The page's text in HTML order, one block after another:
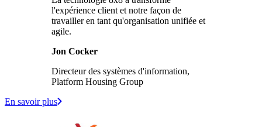
l'expérience client et notre façon de
travailler en tant qu'organisation unifiée et
agile.
Jon Cocker
Directeur des systèmes d'information,
Platform Housing Group
En savoir plus